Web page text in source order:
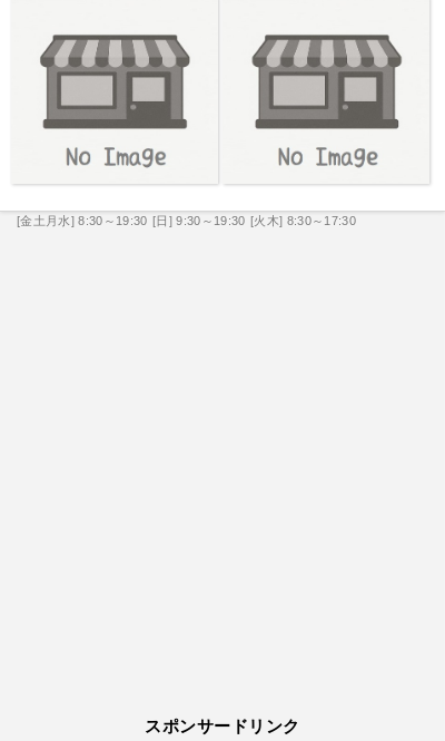
[金土月水] 8:30～19:30 [日] 9:30～19:30 [火木] 8:30～17:30
スポンサードリンク